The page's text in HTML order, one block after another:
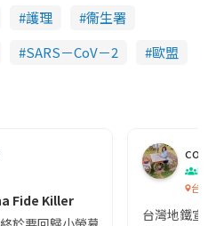
護理
衞生署
SARS－CoV－2 歐盟
Fide Killer
co
吹
台灣
台灣地鐵宣